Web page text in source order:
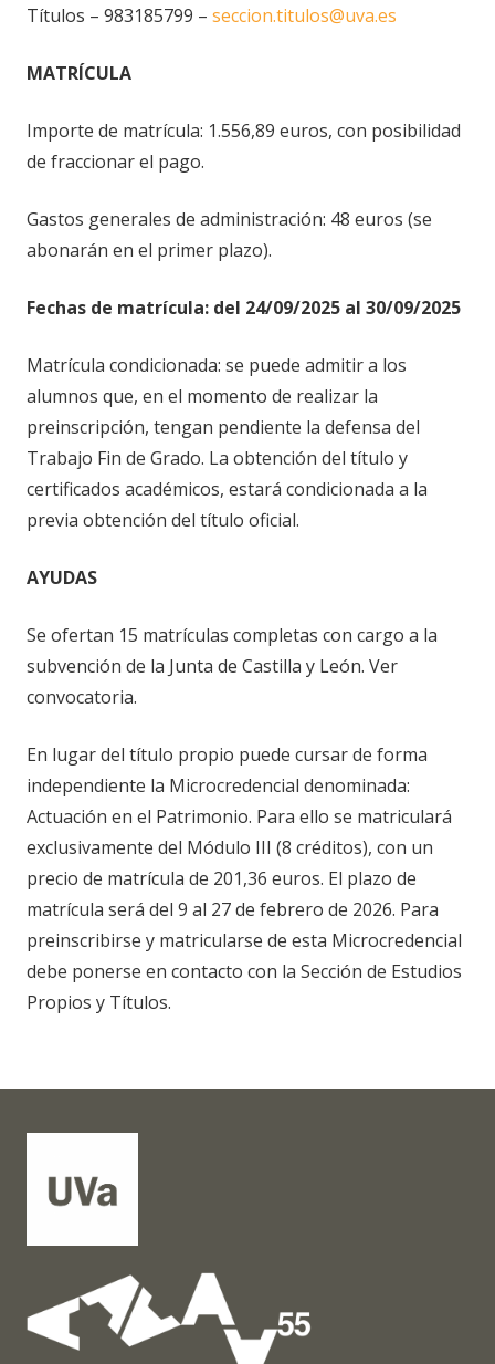
Títulos – 983185799 – seccion.titulos@uva.es
MATRÍCULA
Importe de matrícula: 1.556,89 euros, con posibilidad
de fraccionar el pago.
Gastos generales de administración: 48 euros (se
abonarán en el primer plazo).
Fechas de matrícula: del 24/09/2025 al 30/09/2025
Matrícula condicionada: se puede admitir a los
alumnos que, en el momento de realizar la
preinscripción, tengan pendiente la defensa del
Trabajo Fin de Grado. La obtención del título y
certificados académicos, estará condicionada a la
previa obtención del título oficial.
AYUDAS
Se ofertan 15 matrículas completas con cargo a la
subvención de la Junta de Castilla y León. Ver
convocatoria.
En lugar del título propio puede cursar de forma
independiente la Microcredencial denominada:
Actuación en el Patrimonio. Para ello se matriculará
exclusivamente del Módulo III (8 créditos), con un
precio de matrícula de 201,36 euros. El plazo de
matrícula será del 9 al 27 de febrero de 2026. Para
preinscribirse y matricularse de esta Microcredencial
debe ponerse en contacto con la Sección de Estudios
Propios y Títulos.